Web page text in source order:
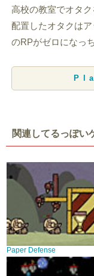
高校の教室でオタク
配置したオタクは
のRPがゼロになっ
関連してるっぽい
Paper Defense